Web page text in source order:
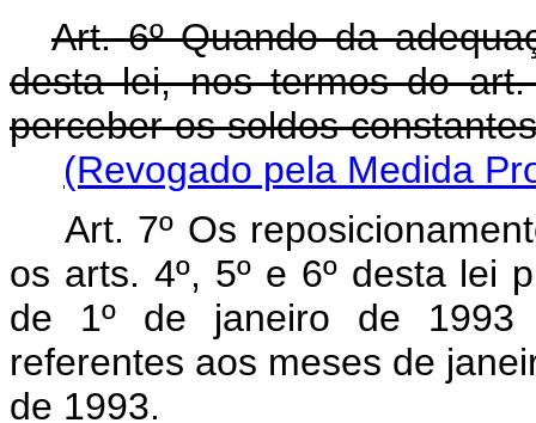
Art. 6º Quando da
desta lei, nos termos do
perceber os soldos
(Revogado pela Medida
Art. 7º Os
os arts. 4º, 5º e 6º desta lei
de 1º de janeiro de 1993
referentes aos meses de
de 1993.